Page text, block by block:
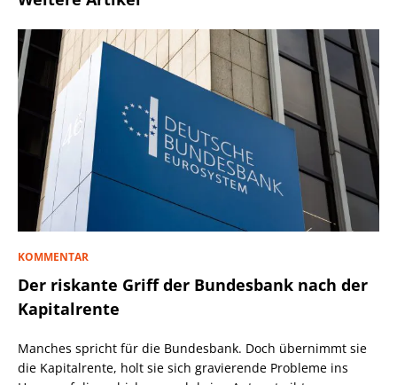
KOMMENTAR
Der riskante Griff der Bundesbank nach der
Kapitalrente
Manches spricht für die Bundesbank. Doch übernimmt sie
die Kapitalrente, holt sie sich gravierende Probleme ins